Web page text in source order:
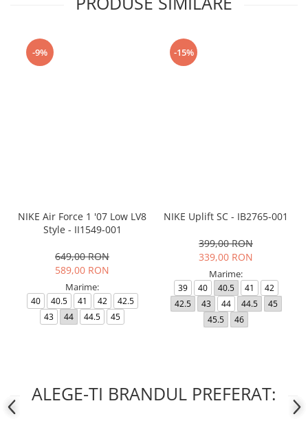
-9%
NIKE Air Force 1 '07 Low LV8
Style - II1549-001
649,00 RON
589,00 RON
Marime:
40 40.5 41 42
42.5
43
44 44.5 45
-15%
NIKE Uplift SC - IB2765-001
399,00 RON
339,00 RON
Marime:
39 40 40.5 41
42
42.5
43 44 44.5
45
45.5
46
ALEGE-TI BRANDUL PREFERAT: